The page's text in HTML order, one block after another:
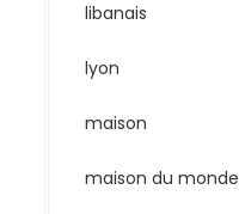
libanais
lyon
maison
maison du monde